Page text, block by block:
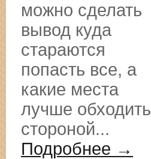
можно сделать
вывод куда
стараются
попасть все, а
какие места
лучше обходить
стороной...
Подробнее →